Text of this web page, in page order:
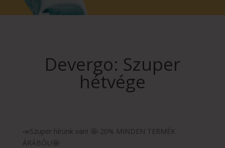
Devergo: Szuper
hétvége
📣Szuper hírünk van! 🤩-20% MINDEN TERMÉK
ÁRÁBÓL!🤩